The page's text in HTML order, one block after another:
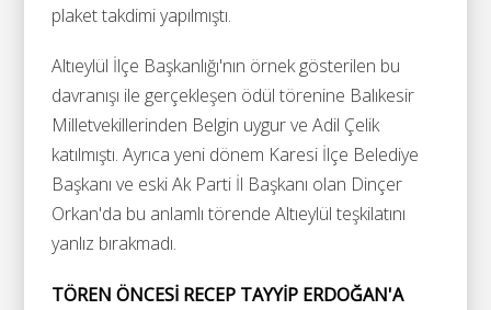
plaket takdimi yapılmıştı.
Altıeylül İlçe Başkanlığı'nın örnek gösterilen bu
davranışı ile gerçekleşen ödül törenine Balıkesir
Milletvekillerinden Belgin uygur ve Adil Çelik
katılmıştı. Ayrıca yeni dönem Karesi İlçe Belediye
Başkanı ve eski Ak Parti İl Başkanı olan Dinçer
Orkan'da bu anlamlı törende Altıeylül teşkilatını
yanlız bırakmadı.
TÖREN ÖNCESİ RECEP TAYYİP ERDOĞAN'A